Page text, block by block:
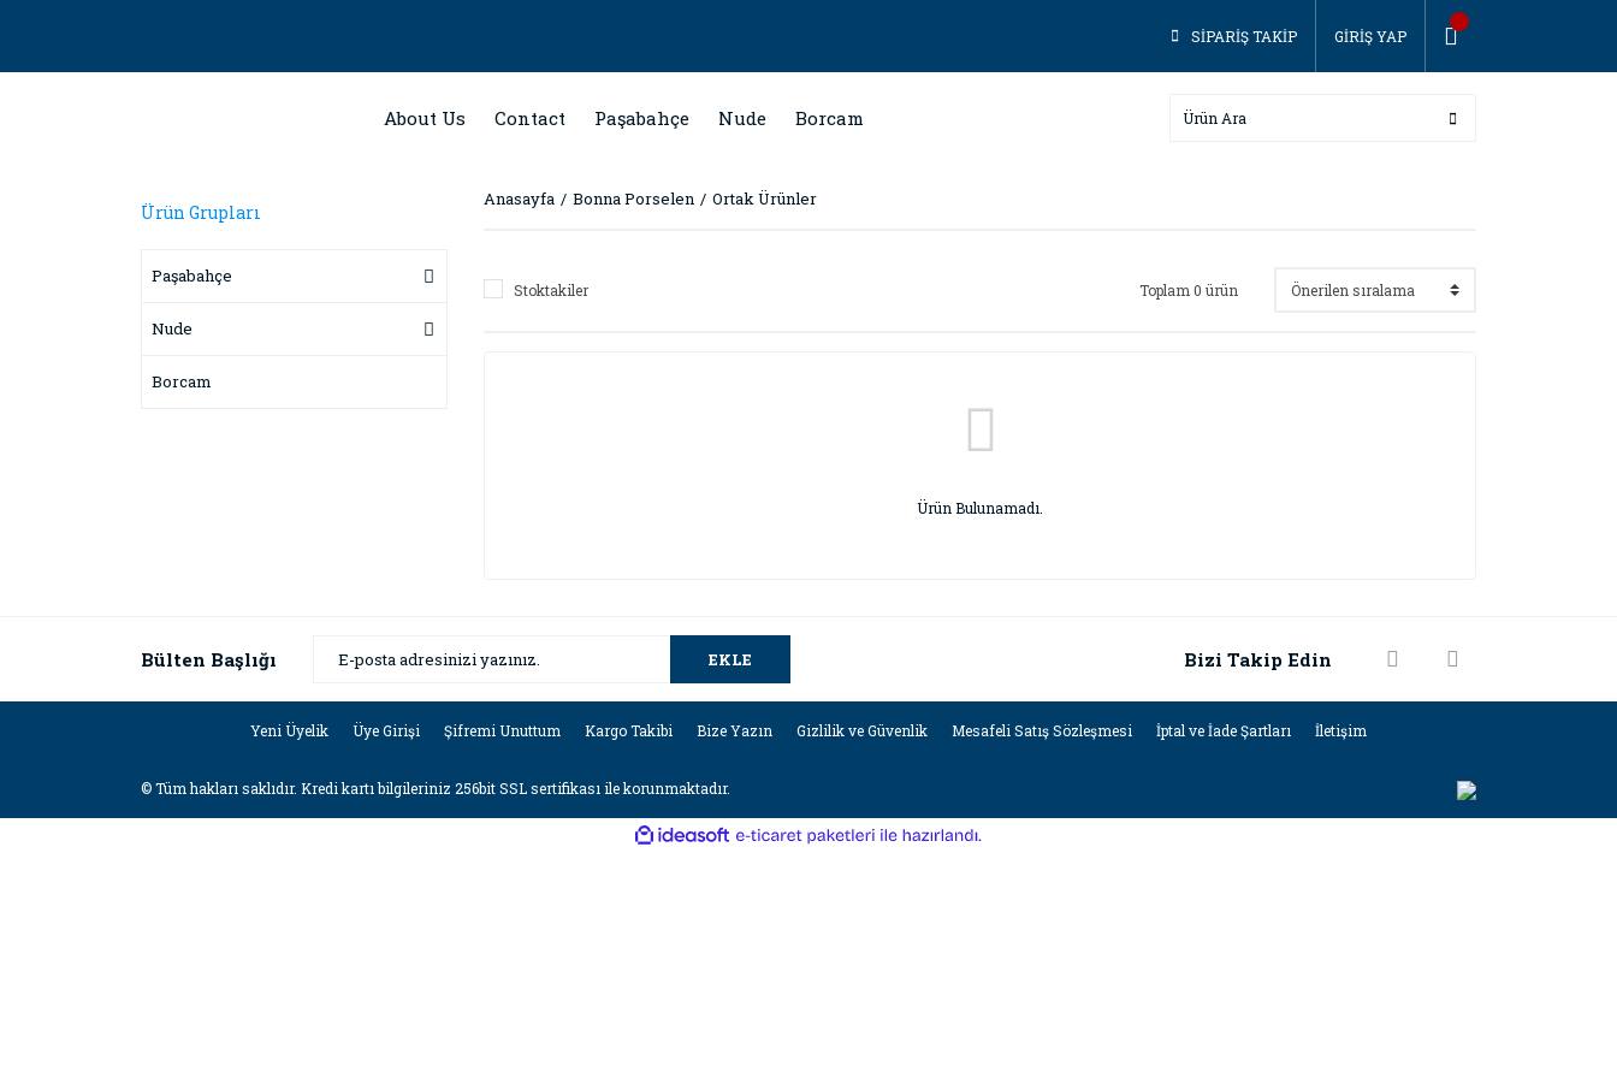
SİPARİŞ TAKİP GİRİŞ YAP
About Us Contact Paşabahçe Nude Borcam
Ürün Grupları
Paşabahçe
Nude
Borcam
Anasayfa Bonna Porselen Ortak Ürünler
Stoktakiler Toplam 0 ürün
Ürün Bulunamadı.
Bülten Başlığı EKLE Bizi Takip Edin
Yeni Üyelik Üye Girişi Şifremi Unuttum Kargo Takibi Bize Yazın Gizlilik ve Güvenlik Mesafeli Satış Sözleşmesi İptal ve İade Şartları İletişim
© Tüm hakları saklıdır. Kredi kartı bilgileriniz 256bit SSL sertifikası ile korunmaktadır.
ideasoft
e-